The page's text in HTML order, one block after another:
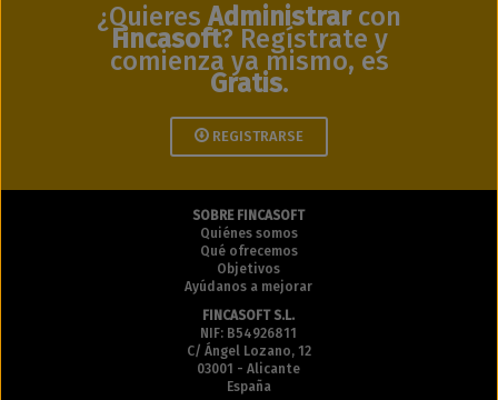
¿Quieres Administrarcon
Fincasoft? Regístrate y
comienza ya mismo, es
Gratis.
REGISTRARSE
SOBRE FINCASOFT
Quiénes somos
Qué ofrecemos
Objetivos
Ayúdanos a mejorar
FINCASOFT S.L.
NIF: B54926811
C/ Ángel Lozano, 12
03001 - Alicante
España